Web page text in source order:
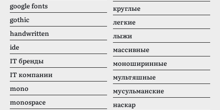
google fonts
gothic
handwritten
ide
IT бренды
IT компании
mono
monospace
круглые
легкие
лыжи
массивные
моноширинные
мультяшные
мусульманские
наскар